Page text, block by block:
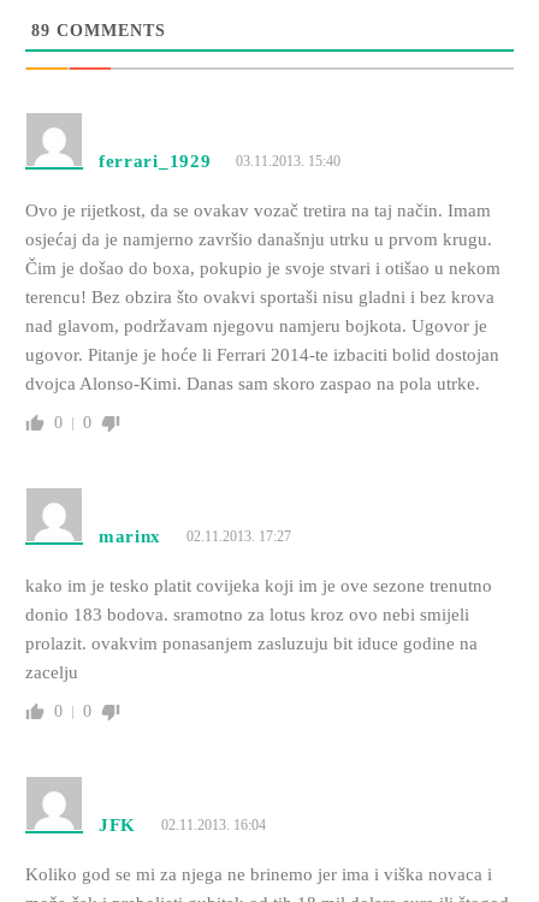
89 COMMENTS
ferrari_1929 03.11.2013. 15:40
Ovo je rijetkost, da se ovakav vozač tretira na taj način. Imam
osjećaj da je namjerno završio današnju utrku u prvom krugu.
Čim je došao do boxa, pokupio je svoje stvari i otišao u nekom
terencu! Bez obzira što ovakvi sportaši nisu gladni i bez krova
nad glavom, podržavam njegovu namjeru bojkota. Ugovor je
ugovor. Pitanje je hoće li Ferrari 2014-te izbaciti bolid dostojan
dvojca Alonso-Kimi. Danas sam skoro zaspao na pola utrke.
0 0
marinx 02.11.2013. 17:27
kako im je tesko platit covijeka koji im je ove sezone trenutno
donio 183 bodova. sramotno za lotus kroz ovo nebi smijeli
prolazit. ovakvim ponasanjem zasluzuju bit iduce godine na
zacelju
0 0
JFK 02.11.2013. 16:04
Koliko god se mi za njega ne brinemo jer ima i viška novaca i